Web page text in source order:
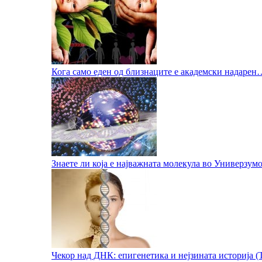
Кога само еден од близнаците е академски
Знаете ли која е најважната молекула во
Чекор над ДНК: епигенетика и нејзината историја